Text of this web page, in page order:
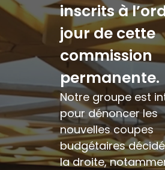
inscrits à
jour de cette
commission
permanente.
Notre groupe est
pour dénoncer les
nouvelles coupes
budgétaires
la droite,